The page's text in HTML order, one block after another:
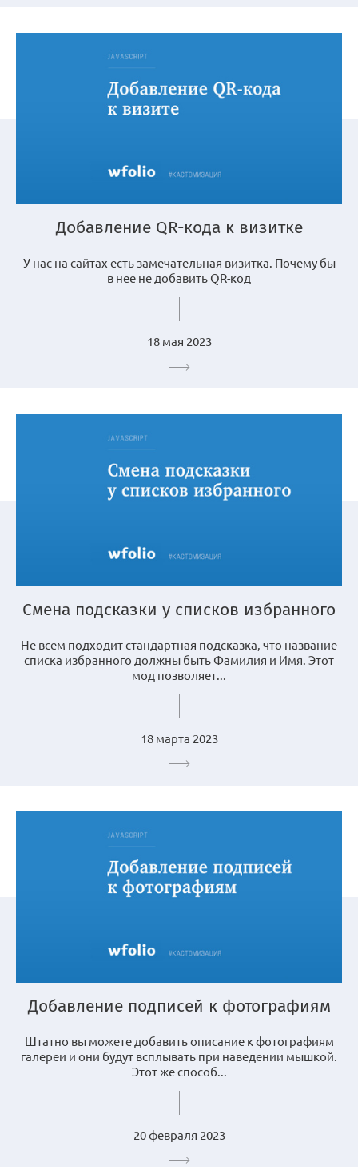
Добавление QR-кода к визитке
У нас на сайтах есть замечательная визитка. Почему бы
в нее не добавить QR-код
18 мая 2023
Смена подсказки у списков избранного
Не всем подходит стандартная подсказка, что название
списка избранного должны быть Фамилия и Имя. Этот
мод позволяет...
18 марта 2023
Добавление подписей к фотографиям
Штатно вы можете добавить описание к фотографиям
галереи и они будут всплывать при наведении мышкой.
Этот же способ...
20 февраля 2023